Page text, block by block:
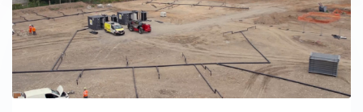
n’est pas une révolution par rapport à la réglementation
française existante sur les sites et sols pollués, même si cela
peut l’être pour certains États membres». À l’inverse, Patrice
Cheval, président du groupe Sapiens, spécialisé dans la